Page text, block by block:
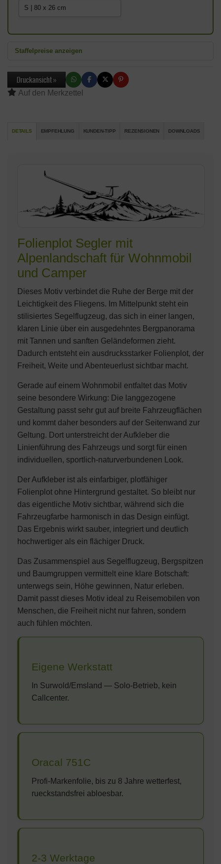
Staffelpreise anzeigen
DETAILS EMPFEHLUNG KUNDEN-TIPP REZENSIONEN DOWNLOADS
Folienplot Segler mit
Alpenlandschaft für Wohnmobil
und Camper
Dieses Motiv verbindet die Ruhe der Berge mit der
Leichtigkeit des Fliegens. Im Mittelpunkt steht ein
stilisiertes Segelflugzeug, das sich in einer langen,
klaren Linie über ein ausgedehntes Bergpanorama
mit Tannen und sanften Geländeformen zieht.
Dadurch entsteht ein ausdrucksstarker Folienplot, der
Freiheit, Weite und Abenteuerlust sichtbar macht.
Gerade auf einem Wohnmobil entfaltet das Motiv
seine besondere Wirkung: Die langgezogene
Gestaltung passt sehr gut auf breite Fahrzeugflächen
und kommt daher besonders auf der Seitenwand zur
Geltung. Dort unterstreicht der Aufkleber die
Linienführung des Fahrzeugs und sorgt für einen
individuellen, sportlich-naturverbundenen Look.
Der Aufkleber ist als einfarbiger, plotfähiger
Folienplot ohne Hintergrund gestaltet. So bleibt nur
das eigentliche Motiv sichtbar, während sich die
Fahrzeugfarbe harmonisch in das Design einfügt.
Das Ergebnis wirkt sauber, integriert und deutlich
hochwertiger als ein flächiger Druck.
Das Zusammenspiel aus Segelflugzeug, Bergspitzen
und Baumgruppen vermittelt eine klare Botschaft:
unterwegs sein, Höhe gewinnen, Natur erleben.
Damit passt dieses Motiv ideal zu Reisemobilen von
Menschen, die Freiheit nicht nur fahren, sondern
auch fühlen möchten.
Eigene Werkstatt
In Surwold/Emsland — Solo-Betrieb, kein
Callcenter.
Oracal 751C
Profi-Markenfolie, bis zu 8 Jahre wetterfest,
rueckstandsfrei abloesbar.
2-3 Werktage